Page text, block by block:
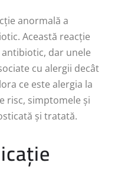
anormală a
Această reacție
dar unele
cu alergii decât
ce este alergia la
risc, simptomele și
și tratată.